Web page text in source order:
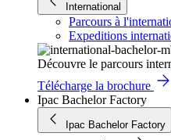
International
Parcours à
Expeditions
Découvre le parcours
Télécharge la brochure
Ipac Bachelor Factory
Ipac Bachelor Factory